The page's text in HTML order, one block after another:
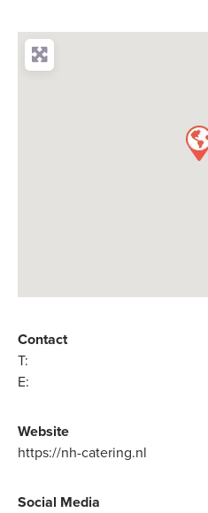
Contact
T:
E:
Website
https://nh-catering.nl
Social Media